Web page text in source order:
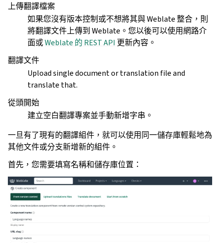
上傳翻譯檔案
如果您沒有版本控制或不想將其與 Weblate 整合，則
將翻譯文件上傳到 Weblate。您以後可以使用網路介
面或Weblate 的 REST API 更新內容。
翻譯文件
Upload single document or translation file and
translate that.
從頭開始
建立空白翻譯專案並手動新增字串。
一旦有了現有的翻譯組件，就可以使用同一儲存庫輕鬆地為
其他文件或分支新增新的組件。
首先，您需要填寫名稱和儲存庫位置：